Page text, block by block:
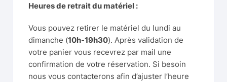
Heures de retrait du matériel :
Vous pouvez retirer le matériel du lundi au
dimanche (10h-19h30). Après validation de
votre panier vous recevrez par mail une
confirmation de votre réservation. Si besoin
nous vous contacterons afin d’ajuster l’heure